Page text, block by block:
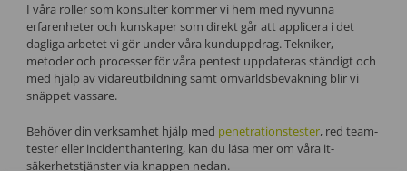
I våra roller som konsulter kommer vi hem med nyvunna
erfarenheter och kunskaper som direkt går att applicera i det
dagliga arbetet vi gör under våra kunduppdrag. Tekniker,
metoder och processer för våra pentest uppdateras ständigt och
med hjälp av vidareutbildning samt omvärldsbevakning blir vi
snäppet vassare.
Behöver din verksamhet hjälp med penetrationstester, red team-
tester eller incidenthantering, kan du läsa mer om våra it-
säkerhetstjänster via knappen nedan.